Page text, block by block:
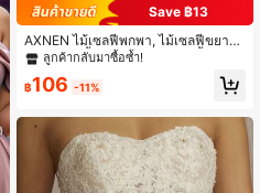
Save ฿13
AXNEN ไม้เซลฟี่พกพา, ไม้เซลฟี่ขยายไ
ด้พร้อมขาตั้งและรีโมทไร้สาย, น้ำหนักเ
12 Pro Xs Max X 8Plus, Android
ลูกค้ากลับมาซื้อซ้ำ!
฿106 -11%